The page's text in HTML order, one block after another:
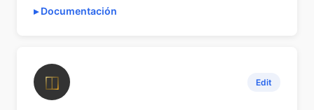
Documentación
◫ Edit